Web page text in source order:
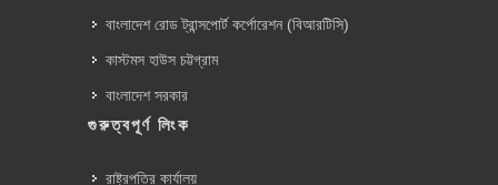
বাংলাদেশ রোড ট্রান্সপোর্ট কর্পোরেশন (বিআরটিসি)
কাস্টমস হাউস চট্টগ্রাম
বাংলাদেশ সরকার
গুরুত্বপূর্ণ লিংক
রাষ্ট্রপতির কার্যালয়